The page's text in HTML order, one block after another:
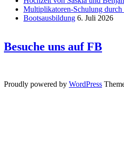
Multiplikatoren-Schulung durch
Bootsausbildung 6. Juli 2026
Besuche uns auf FB
Proudly powered by WordPress